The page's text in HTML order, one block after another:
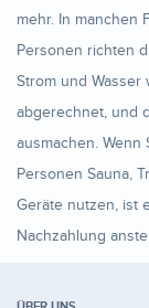
mehr. In manchen
Personen richten
Strom und
abgerechnet, und
ausmachen.
Personen Sauna,
Geräte nutzen, ist
Nachzahlung